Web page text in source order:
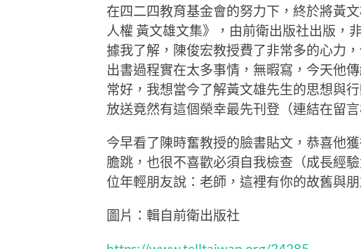
在四二四教育基金會的努力下，終於將黃
人權 黃文雄文集》，由前衛出版社出版，
據我了解，陳俊宏教授費了非常多的心力
出書過程實在太多事情，無暇寫，今天他
常好，我想當今了解黃文雄先生的思想與
放送竟然有這個榮幸最先刊登（連結在留
今早看了陳時奮教授的臉書貼文，恭喜他
膽跳，也很不喜歡必須自我檢查（成長經
位年輕朋友說：老師，這裡有你的故舊與
圖片：輯自前衛出版社